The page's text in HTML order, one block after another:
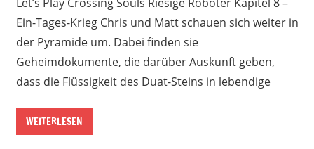
Ein-Tages-Krieg Chris und Matt schauen sich weiter in
der Pyramide um. Dabei finden sie
Geheimdokumente, die darüber Auskunft geben,
dass die Flüssigkeit des Duat-Steins in lebendige
WEITERLESEN